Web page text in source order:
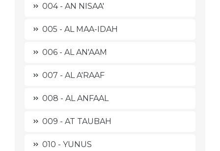
004 - AN NISAA'
005 - AL MAA-IDAH
006 - AL AN'AAM
007 - AL A'RAAF
008 - AL ANFAAL
009 - AT TAUBAH
010 - YUNUS